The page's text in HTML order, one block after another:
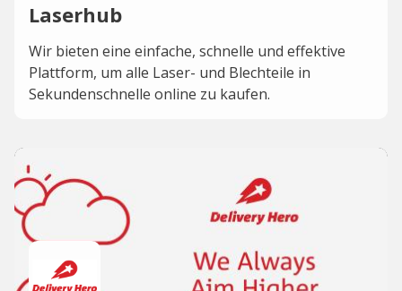
Laserhub
Wir bieten eine einfache, schnelle und effektive
Plattform, um alle Laser- und Blechteile in
Sekundenschnelle online zu kaufen.